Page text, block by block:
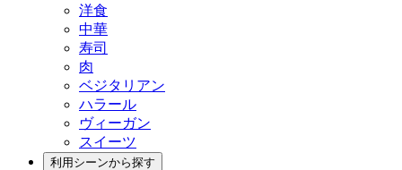
洋食
中華
寿司
肉
ベジタリアン
ハラール
ヴィーガン
スイーツ
利用シーンから探す